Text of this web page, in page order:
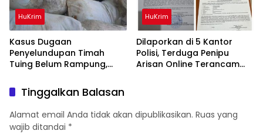
HuKrim
Kasus Dugaan
Penyelundupan Timah
Tuing Belum Rampung,
Dalam Informasi
Penyidikan
HuKrim
Dilaporkan di 5 Kantor
Polisi, Terduga Penipu
Arisan Online Terancam
Tinggalkan Balasan
Alamat email Anda tidak akan dipublikasikan. Ruas yang
wajib ditandai *